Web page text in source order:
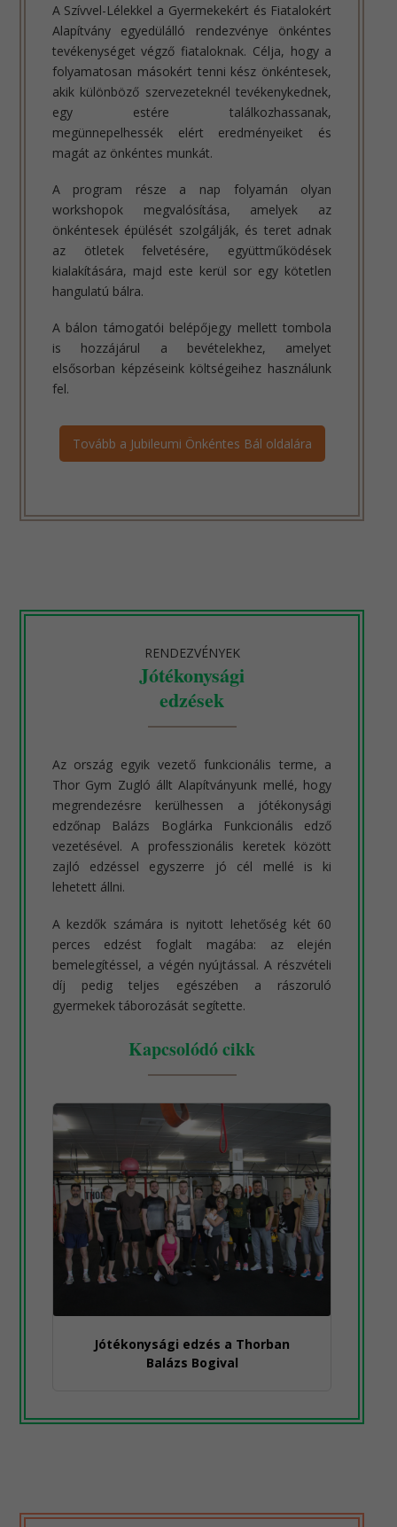
A Szívvel-Lélekkel a Gyermekekért és Fiatalokért
Alapítvány egyedülálló rendezvénye önkéntes
tevékenységet végző fiataloknak. Célja, hogy a
folyamatosan másokért tenni kész önkéntesek,
akik különböző szervezeteknél tevékenykednek,
egy estére találkozhassanak,
megünnepelhessék elért eredményeiket és
magát az önkéntes munkát.
A program része a nap folyamán olyan
workshopok megvalósítása, amelyek az
önkéntesek épülését szolgálják, és teret adnak
az ötletek felvetésére, együttműködések
kialakítására, majd este kerül sor egy kötetlen
hangulatú bálra.
A bálon támogatói belépőjegy mellett tombola
is hozzájárul a bevételekhez, amelyet
elsősorban képzéseink költségeihez használunk
fel.
Tovább a Jubileumi Önkéntes Bál oldalára
RENDEZVÉNYEK
Jótékonysági
edzések
Az ország egyik vezető funkcionális terme, a
Thor Gym Zugló állt Alapítványunk mellé, hogy
megrendezésre kerülhessen a jótékonysági
edzőnap Balázs Boglárka Funkcionális edző
vezetésével. A professzionális keretek között
zajló edzéssel egyszerre jó cél mellé is ki
lehetett állni.
A kezdők számára is nyitott lehetőség két 60
perces edzést foglalt magába: az elején
bemelegítéssel, a végén nyújtással. A részvételi
díj pedig teljes egészében a rászoruló
gyermekek táborozását segítette.
Kapcsolódó cikk
Jótékonysági edzés a Thorban
Balázs Bogival